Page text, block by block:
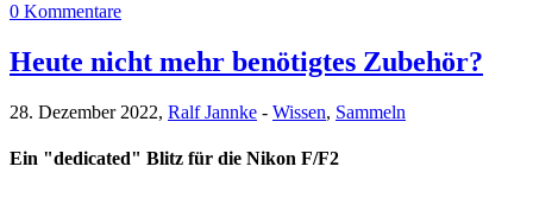
0 Kommentare
Heute nicht mehr benötigtes Zubehör?
28. Dezember 2022, Ralf Jannke - Wissen, Sammeln
Ein "dedicated" Blitz für die Nikon F/F2